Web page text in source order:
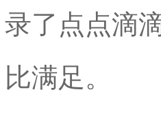
录了点点滴
比满足。